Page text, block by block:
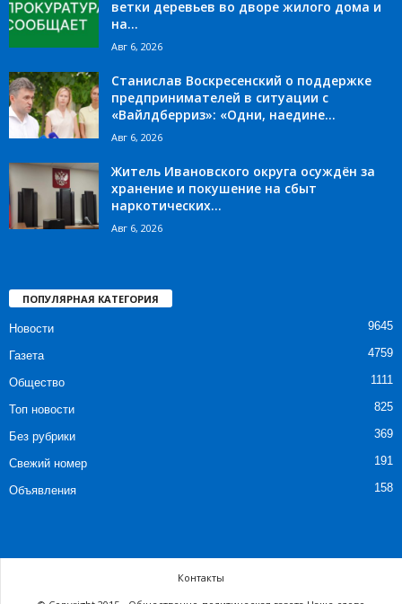
ветки деревьев во дворе жилого дома и
на...
Авг 6, 2026
Станислав Воскресенский о поддержке
предпринимателей в ситуации с
«Вайлдберриз»: «Одни, наедине...
Авг 6, 2026
Житель Ивановского округа осуждён за
хранение и покушение на сбыт
наркотических...
Авг 6, 2026
ПОПУЛЯРНАЯ КАТЕГОРИЯ
Новости 9645
Газета 4759
Общество 1111
Топ новости 825
Без рубрики 369
Свежий номер 191
Объявления 158
Контакты